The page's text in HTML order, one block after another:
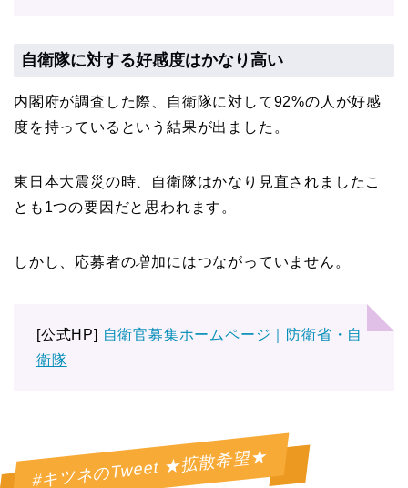
自衛隊に対する好感度はかなり高い
内閣府が調査した際、自衛隊に対して92%の人が好感
度を持っているという結果が出ました。
東日本大震災の時、自衛隊はかなり見直されましたこ
とも1つの要因だと思われます。
しかし、応募者の増加にはつながっていません。
[公式HP] 自衛官募集ホームページ｜防衛省・自
衛隊
#キツネのTweet ★拡散希望★